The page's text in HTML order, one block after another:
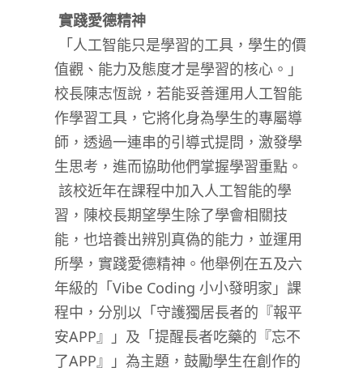
實踐愛德精神
「人工智能只是學習的工具，學生的價
值觀、能力及態度才是學習的核心。」
校長陳志恆說，若能妥善運用人工智能
作學習工具，它將化身為學生的專屬導
師，透過一連串的引導式提問，激發學
生思考，進而協助他們掌握學習重點。
該校近年在課程中加入人工智能的學
習，陳校長期望學生除了學會相關技
能，也培養出辨別真偽的能力，並運用
所學，實踐愛德精神。他舉例在五及六
年級的「Vibe Coding 小小發明家」課
程中，分別以「守護獨居長者的『報平
安APP』」及「提醒長者吃藥的『忘不
了APP』」為主題，鼓勵學生在創作的